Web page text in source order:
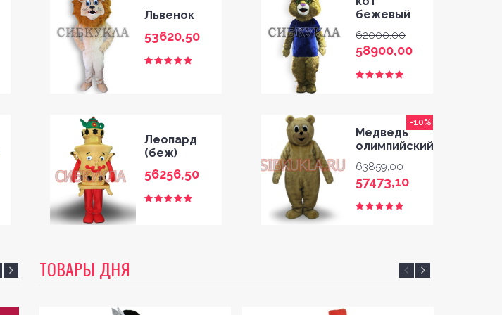
Львенок
53620,50
бежевый
62000,00
58900,00
Леопард
(беж)
56256,50
-10%
Медведь
олимпийский
63859,00
57473,10
ТОВАРЫ ДНЯ